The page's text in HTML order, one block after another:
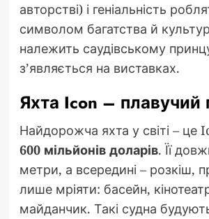
авторстві) і геніальність
символом багатства й
належить саудівському
з’являється на виставках.
Яхта Icon – плавучий
Найдорожча яхта у світі – це
600 мільйонів доларів. Її
метри, а всередині – розкіш,
лише мріяти: басейн,
майданчик. Такі судна